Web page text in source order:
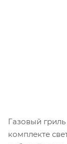
Газовый гриль
комплекте